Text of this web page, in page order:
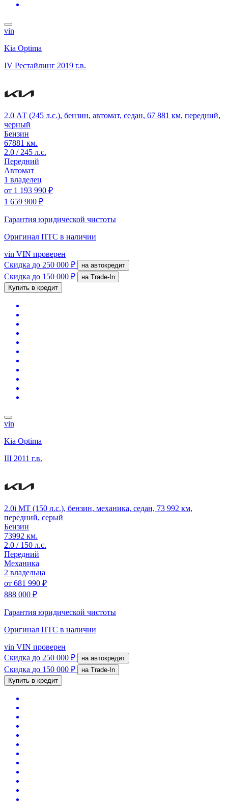
vin
Kia Optima
IV Рестайлинг 2019 г.в.
2.0 АТ (245 л.с.), бензин, автомат, седан, 67 881 км, передний,
черный
Бензин
67881 км.
2.0 / 245 л.с.
Передний
Автомат
1 владелец
от 1 193 990 ₽
1 659 900 ₽
Гарантия юридической чистоты
Оригинал ПТС в наличии
vin VIN проверен
Скидка до 250 000 ₽ на автокредит
Скидка до 150 000 ₽
на Trade-In
Купить в кредит
vin
Kia Optima
III 2011 г.в.
2.0i MT (150 л.с.), бензин, механика, седан, 73 992 км,
передний, серый
Бензин
73992 км.
2.0 / 150 л.с.
Передний
Механика
2 владельца
от 681 990 ₽
888 000 ₽
Гарантия юридической чистоты
Оригинал ПТС в наличии
vin VIN проверен
Скидка до 250 000 ₽ на автокредит
Скидка до 150 000 ₽
на Trade-In
Купить в кредит